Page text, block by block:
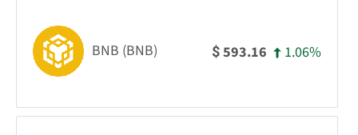
BNB (BNB) $593.16 1.06%